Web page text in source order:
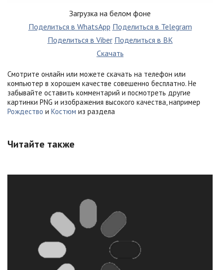
Загрузка на белом фоне
Поделиться в WhatsApp Поделиться в Telegram
Поделиться в Viber Поделиться в ВК
Скачать
Смотрите онлайн или можете скачать на телефон или
компьютер в хорошем качестве совешенно бесплатно. Не
забывайте оставить комментарий и посмотреть другие
картинки PNG и изображения высокого качества, например
Рождество и Костюм из раздела
Читайте также